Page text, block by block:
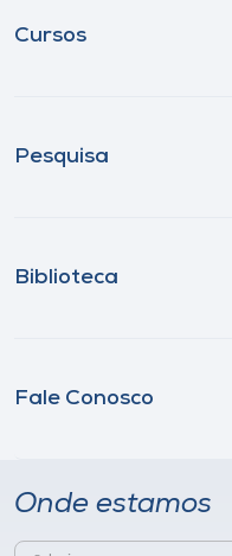
Cursos
Pesquisa
Biblioteca
Fale Conosco
Onde estamos